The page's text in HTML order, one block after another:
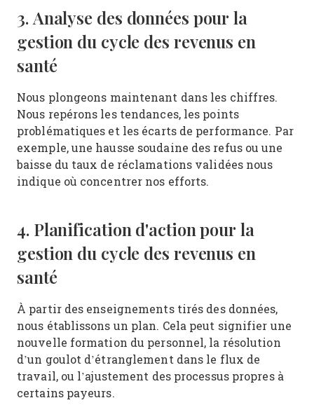
3. Analyse des données pour la
gestion du cycle des revenus en
santé
Nous plongeons maintenant dans les chiffres.
Nous repérons les tendances, les points
problématiques et les écarts de performance. Par
exemple, une hausse soudaine des refus ou une
baisse du taux de réclamations validées nous
indique où concentrer nos efforts.
4. Planification d'action pour la
gestion du cycle des revenus en
santé
À partir des enseignements tirés des données,
nous établissons un plan. Cela peut signifier une
nouvelle formation du personnel, la résolution
d’un goulot d’étranglement dans le flux de
travail, ou l’ajustement des processus propres à
certains payeurs.